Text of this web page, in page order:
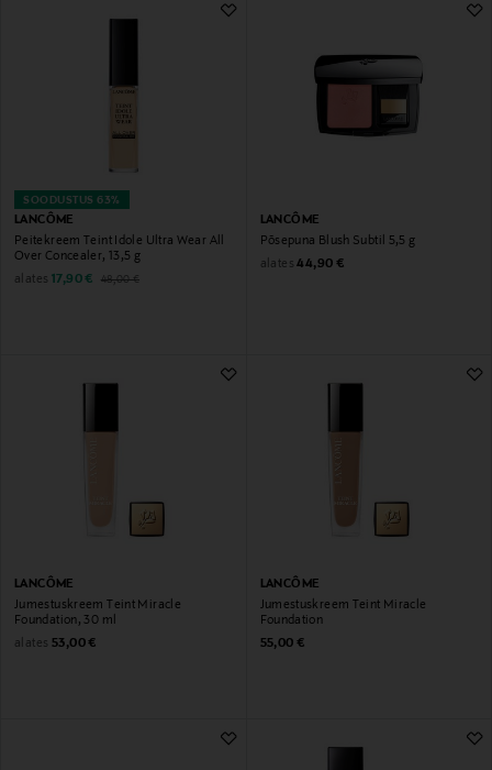
SOODUSTUS 63%
LANCÔME
Peitekreem Teint Idole Ultra Wear All
Over Concealer, 13,5 g
alates Discounted Price
17,90 € Original Price
48,00 €
LANCÔME
Põsepuna Blush Subtil 5,5 g
alates Original Price
44,90 €
LANCÔME
Jumestuskreem Teint Miracle
Foundation, 30 ml
alates Original Price
53,00 €
LANCÔME
Jumestuskreem Teint Miracle
Foundation
Original Price
55,00 €